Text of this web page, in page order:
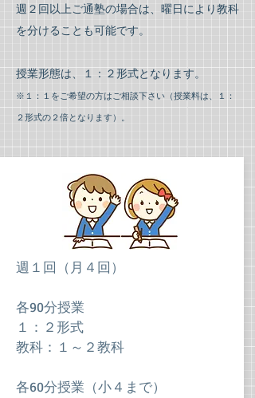
週２回以上ご通塾の場合は、曜日により教科
を分けることも可能です。
授業形態は、１：２形式となります。
※１：１をご希望の方はご相談下さい（授業料は、１：
２形式の２倍となります）。
週１回（月４回）
各90分授業
１：２形式
教科：１～２教科
各60分授業（小４まで）